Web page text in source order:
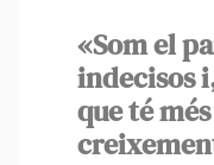
«Som el
indecisos
que té